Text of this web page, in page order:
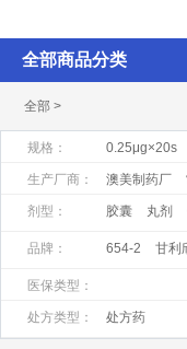
全部商品分类
全部 >
规格： 0.25μg×20s
1ml:1mg×10
生产厂商： 澳美制药厂
昆明积大制
浙江瑞新药业
剂型： 胶囊 丸剂
品牌： 654-2 甘利
医保类型：
处方类型： 处方药